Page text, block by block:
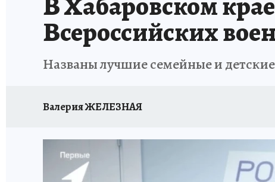
ВТБ: НОВАЯ СТРАТЕГИЯ ИТОГИ ГОДА
ИСПЫТАНО НА СЕБЕ
Всероссийских
Названы лучшие семейные и
Валерия ЖЕЛЕЗНАЯ